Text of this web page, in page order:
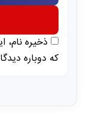
ذخیره نام،
که دوباره